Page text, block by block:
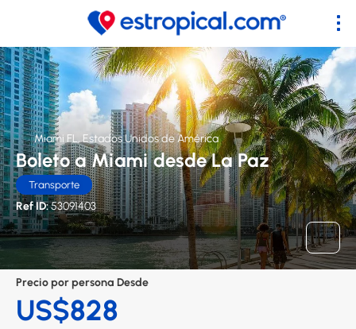
Miami FL, Estados Unidos de América
Boleto a Miami desde La Paz
Transporte
Ref ID:53091403
Precio por persona Desde
US$828